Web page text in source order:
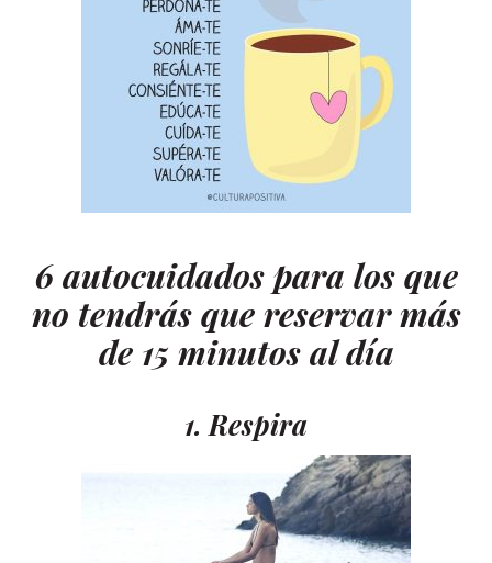
6 autocuidados para los que
no tendrás que reservar más
de 15 minutos al día
1. Respira